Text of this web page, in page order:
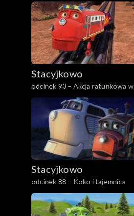
Stacyjkowo
odcinek 93 – Akcja ratunkowa w
skalnej kopalni
Stacyjkowo
odcinek 88 – Koko i tajemnica